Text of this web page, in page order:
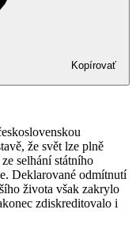
Kopírovať
že svět lze plně
selhání státního
Deklarované odmítnutí
života však zakrylo
zdiskreditovalo i